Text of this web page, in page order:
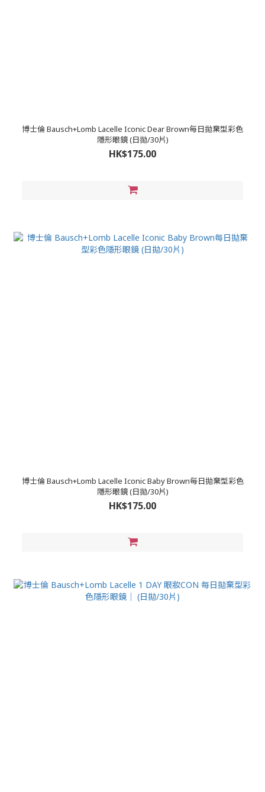
博士倫 Bausch+Lomb Lacelle Iconic Dear Brown每日拋棄型彩色
隱形眼鏡 (日拋/30片)
HK$175.00
博士倫 Bausch+Lomb Lacelle Iconic Baby Brown每日拋棄型彩色
隱形眼鏡 (日拋/30片)
HK$175.00